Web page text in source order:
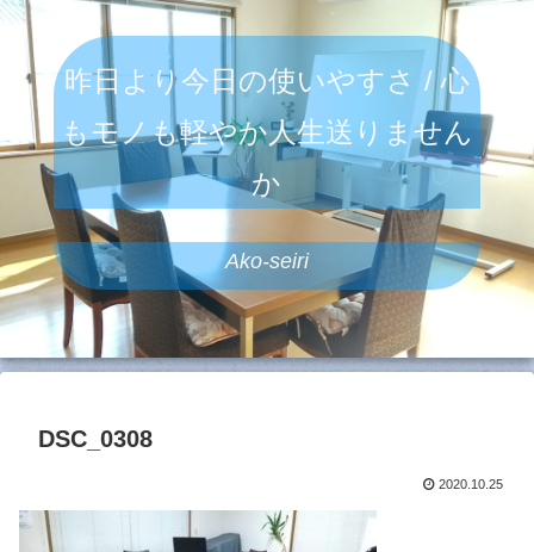
昨日より今日の使いやすさ / 心
もモノも軽やか人生送りません
か
Ako-seiri
DSC_0308
2020.10.25